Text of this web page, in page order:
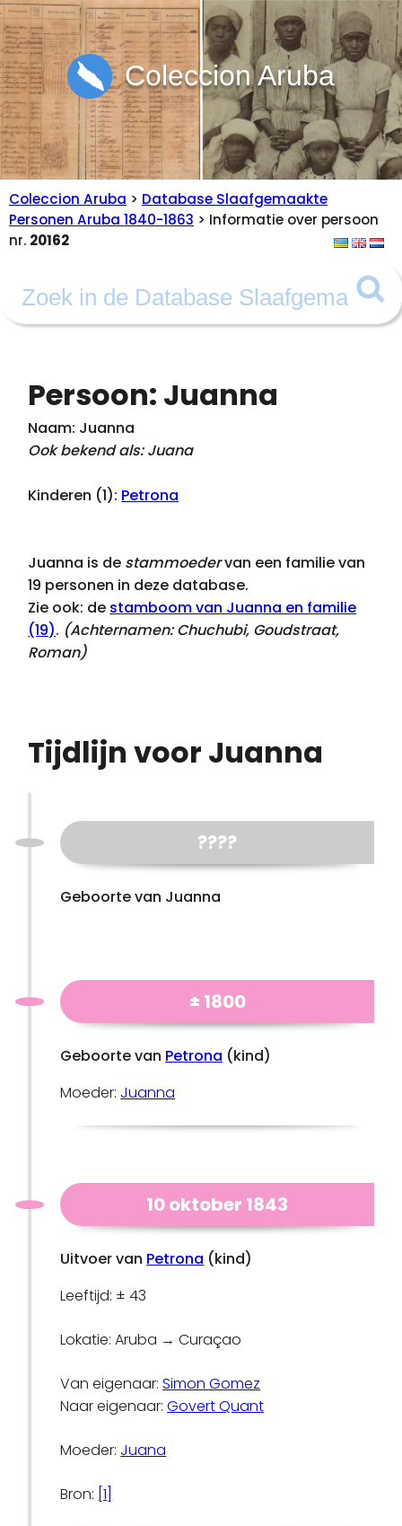
Coleccion Aruba
Coleccion Aruba > Database Slaafgemaakte
Personen Aruba 1840-1863 > Informatie over persoon
nr. 20162
Persoon: Juanna
Naam: Juanna
Ook bekend als: Juana
Kinderen (1): Petrona
Juanna is de stammoedervan een familie van
19 personen in deze database.
Zie ook: de stamboom van Juanna en familie
(19). (Achternamen:Chuchubi, Goudstraat,
Roman)
Tijdlijn voor Juanna
????
Geboorte van Juanna
± 1800
Geboorte van Petrona (kind)
Moeder: Juanna
10 oktober 1843
Uitvoer van Petrona (kind)
Leeftijd: ± 43
Lokatie: Aruba → Curaçao
Van eigenaar:Simon Gomez
Naar eigenaar:Govert Quant
Moeder: Juana
Bron: [1]